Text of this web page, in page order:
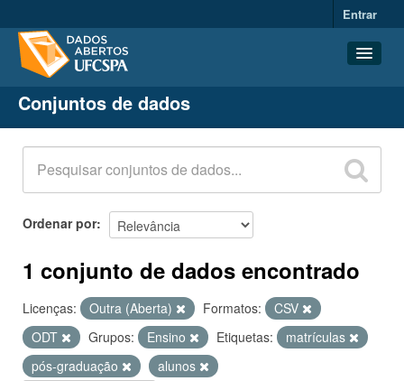
Entrar
Conjuntos de dados
Organizações
Grupos
Sobre
Conjuntos de dados
Ordenar por
1 conjunto de dados encontrado
Licenças: Outra (Aberta) Formatos:
CSV
ODT
Grupos: Ensino Etiquetas:
matrículas
pós-graduação
alunos